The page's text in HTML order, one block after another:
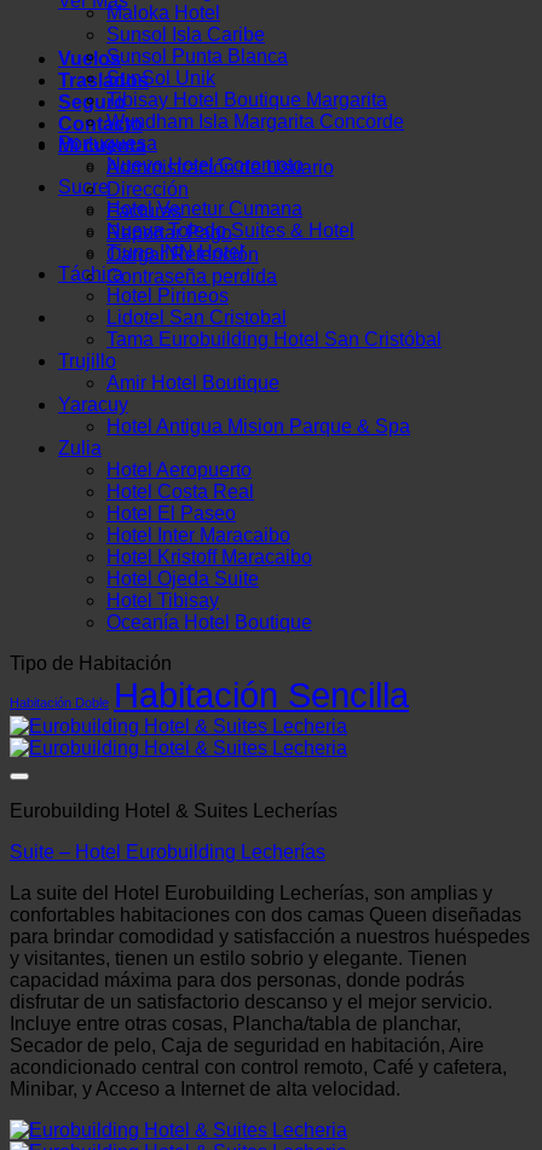
Vuelos
Traslados
Seguro
Contacto
Mi cuenta
Administración de Usuario
Dirección
Facturas
Reportar Pago
Cargar Retención
Contraseña perdida
Maloka Hotel
Sunsol Isla Caribe
Sunsol Punta Blanca
SunSol Unik
Tibisay Hotel Boutique Margarita
Wyndham Isla Margarita Concorde
Portuguesa
Nuevo Hotel Coromoto
Sucre
Hotel Venetur Cumana
Nueva Toledo Suites & Hotel
Tiuna INN Hotel
Táchira
Hotel Pirineos
Lidotel San Cristobal
Tama Eurobuilding Hotel San Cristóbal
Trujillo
Amir Hotel Boutique
Yaracuy
Hotel Antigua Mision Parque & Spa
Zulia
Hotel Aeropuerto
Hotel Costa Real
Hotel El Paseo
Hotel Inter Maracaibo
Hotel Kristoff Maracaibo
Hotel Ojeda Suite
Hotel Tibisay
Oceanía Hotel Boutique
Tipo de Habitación
Habitación Doble Habitación Sencilla
Eurobuilding Hotel & Suites Lecherías
Suite – Hotel Eurobuilding Lecherías
La suite del Hotel Eurobuilding Lecherías, son amplias y
confortables habitaciones con dos camas Queen diseñadas
para brindar comodidad y satisfacción a nuestros huéspedes
y visitantes, tienen un estilo sobrio y elegante. Tienen
capacidad máxima para dos personas, donde podrás
disfrutar de un satisfactorio descanso y el mejor servicio.
Incluye entre otras cosas, Plancha/tabla de planchar,
Secador de pelo, Caja de seguridad en habitación, Aire
acondicionado central con control remoto, Café y cafetera,
Minibar, y Acceso a Internet de alta velocidad.